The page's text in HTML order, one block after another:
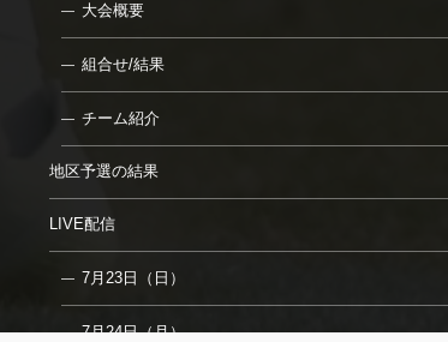
大会概要
組合せ/結果
チーム紹介
地区予選の結果
LIVE配信
7月23日（日）
7月24日（月）